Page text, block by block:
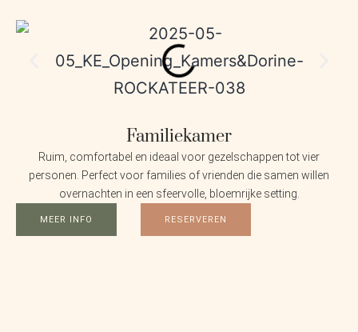
Familiekamer
Ruim, comfortabel en ideaal voor gezelschappen tot vier
personen. Perfect voor families of vrienden die samen willen
overnachten in een sfeervolle, bloemrijke setting.
MEER INFO RESERVEREN